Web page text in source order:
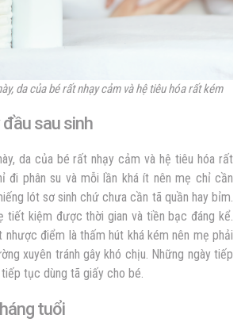
da của bé rất nhạy cảm và hệ tiêu hóa rất kém
đầu sau sinh
da của bé rất nhạy cảm và hệ tiêu hóa rất
đi phân su và mỗi lần khá ít nên mẹ chỉ cần
lót sơ sinh chứ chưa cần tã quần hay bỉm.
tiết kiệm được thời gian và tiền bạc đáng kể.
điểm là thấm hút khá kém nên mẹ phải
xuyên tránh gây khó chịu. Những ngày tiếp
tục dùng tã giấy cho bé.
tuổi